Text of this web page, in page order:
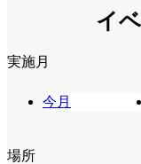
イ
実施月
今月
場所